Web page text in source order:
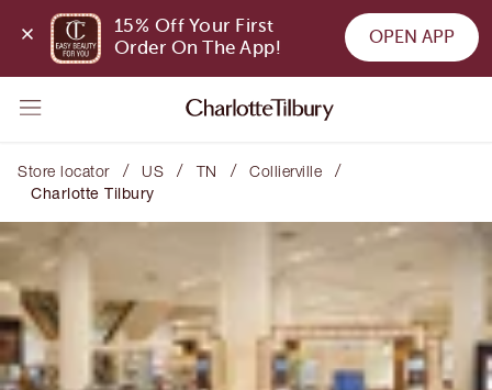
15% Off Your First
Order On The App!
OPEN APP
Store locator / US / TN / Collierville /
Charlotte Tilbury